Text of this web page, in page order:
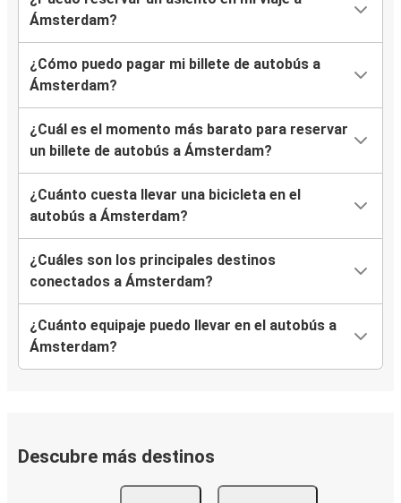
Ámsterdam?
¿Cómo puedo pagar mi billete de autobús a
Ámsterdam?
¿Cuál es el momento más barato para reservar
un billete de autobús a Ámsterdam?
¿Cuánto cuesta llevar una bicicleta en el
autobús a Ámsterdam?
¿Cuáles son los principales destinos
conectados a Ámsterdam?
¿Cuánto equipaje puedo llevar en el autobús a
Ámsterdam?
Descubre más destinos